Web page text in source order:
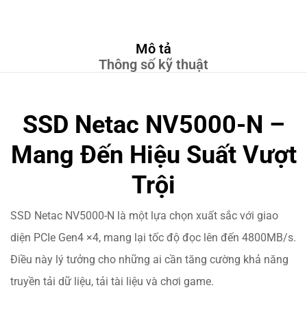
Mô tả
Thông số kỹ thuật
SSD Netac NV5000-N –
Mang Đến Hiệu Suất Vượt
Trội
SSD Netac NV5000-N là một lựa chọn xuất sắc với giao
diện PCIe Gen4 ×4, mang lại tốc độ đọc lên đến 4800MB/s.
Điều này lý tưởng cho những ai cần tăng cường khả năng
truyền tải dữ liệu, tải tài liệu và chơi game.